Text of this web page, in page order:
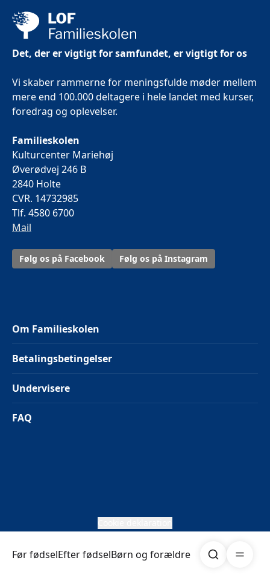
Før fødselEfter fødselBørn og forældre Søg
Det, der er vigtigt for samfundet, er vigtigt for os
Vi skaber rammerne for meningsfulde møder mellem
mere end 100.000 deltagere i hele landet med kurser,
foredrag og oplevelser.
Familieskolen
Kulturcenter Mariehøj
Øverødvej 246 B
2840 Holte
CVR. 14732985
Tlf. 4580 6700
Mail
Følg os på Facebook Følg os på Instagram
Om Familieskolen
Betalingsbetingelser
Undervisere
FAQ